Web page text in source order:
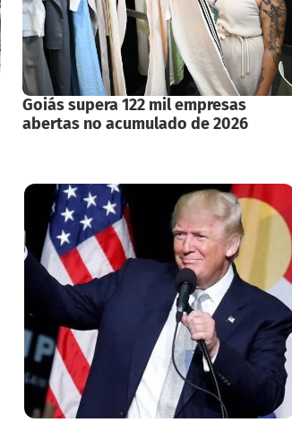
Goiás supera 122 mil empresas
abertas no acumulado de 2026